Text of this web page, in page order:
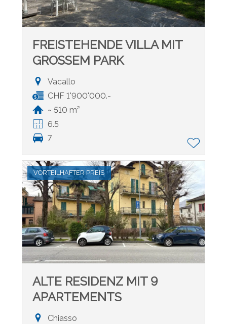
FREISTEHENDE VILLA MIT
GROSSEM PARK
Vacallo
CHF 1'900'000.-
~ 510 m²
6.5
7
VORTEILHAFTER PREIS
ALTE RESIDENZ MIT 9
APARTEMENTS
Chiasso